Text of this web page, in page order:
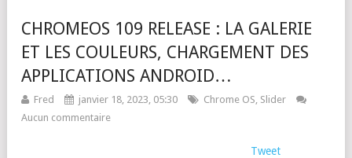
CHROMEOS 109 RELEASE : LA GALERIE
ET LES COULEURS, CHARGEMENT DES
APPLICATIONS ANDROID…
Fred janvier 18, 2023, 05:30 Chrome OS, Slider
Aucun commentaire
Tweet